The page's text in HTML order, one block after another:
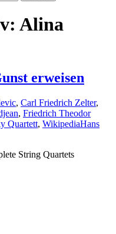
Alina
erweisen
, Carl Friedrich Zelter,
, Friedrich Theodor
Quartett, WikipediaHans
String Quartets